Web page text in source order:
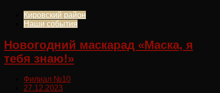
Кировский район
Наши события
Новогодний маскарад «Маска, я
тебя знаю!»
Филиал №10
27.12.2023